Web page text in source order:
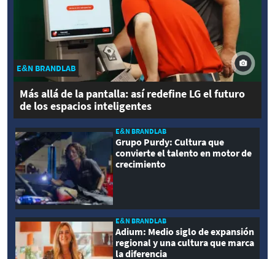
E&N BRANDLAB
Más allá de la pantalla: así redefine LG el futuro
de los espacios inteligentes
E&N BRANDLAB
Grupo Purdy: Cultura que
convierte el talento en motor de
crecimiento
E&N BRANDLAB
Adium: Medio siglo de expansión
regional y una cultura que marca
la diferencia